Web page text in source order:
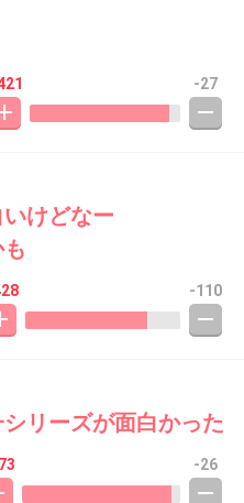
-27
けどなー
-110
リーズが面白かった
-26